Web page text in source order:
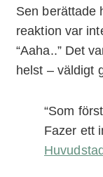
Sen berättade
reaktion var
“Aaha..” Det
helst – väldigt
“Som
Fazer ett